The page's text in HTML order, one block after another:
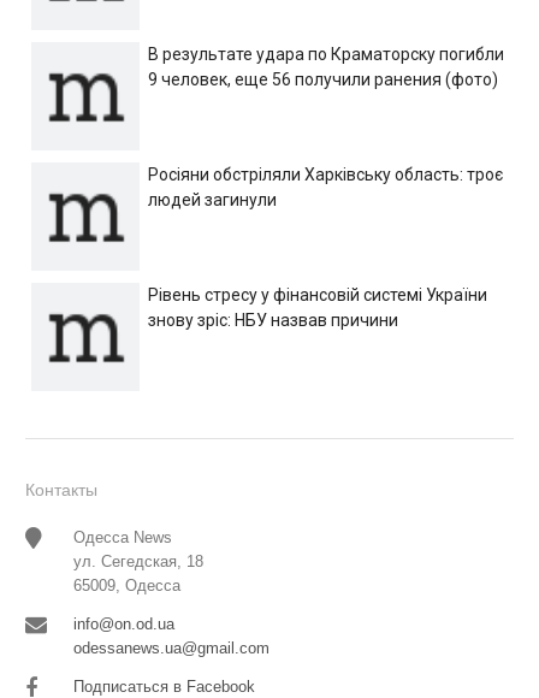
В результате удара по Краматорску погибли
9 человек, еще 56 получили ранения (фото)
Росіяни обстріляли Харківську область: троє
людей загинули
Рівень стресу у фінансовій системі України
знову зріс: НБУ назвав причини
Контакты
Одесса News
ул. Сегедская, 18
65009, Одесса
info@on.od.ua
odessanews.ua@gmail.com
Подписаться в Facebook